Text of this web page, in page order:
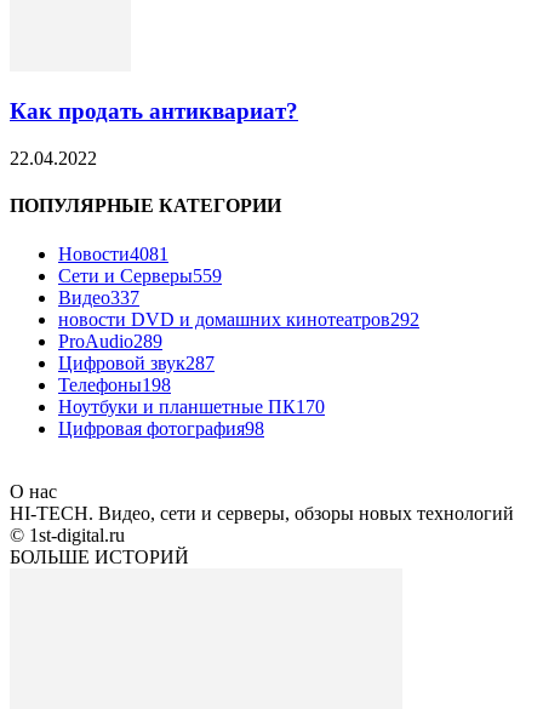
Как продать антиквариат?
22.04.2022
ПОПУЛЯРНЫЕ КАТЕГОРИИ
Новости4081
Сети и Серверы559
Видео337
новости DVD и домашних кинотеатров292
ProAudio289
Цифровой звук287
Телефоны198
Ноутбуки и планшетные ПК170
Цифровая фотография98
О нас
HI-TECH. Видео, сети и серверы, обзоры новых технологий
© 1st-digital.ru
БОЛЬШЕ ИСТОРИЙ